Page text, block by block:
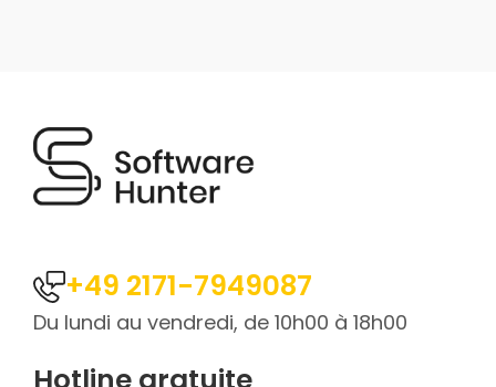
+49 2171-7949087
Du lundi au vendredi, de 10h00 à 18h00